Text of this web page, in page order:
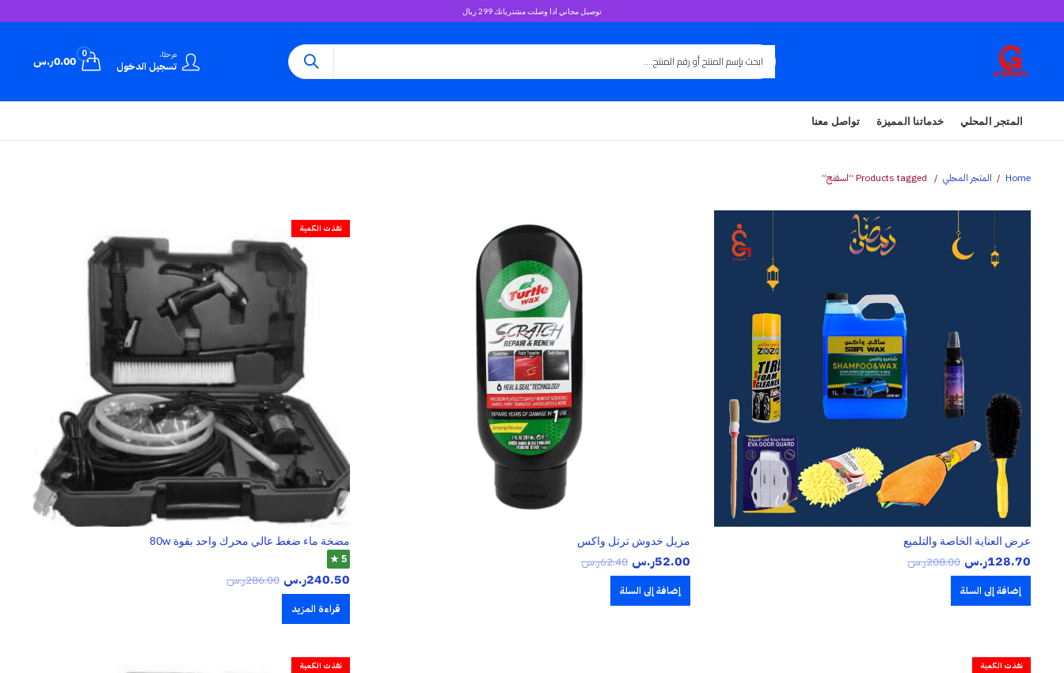
توصيل مجاني اذا وصلت مشترياتك 299 ريال
مرحبًا،
تسجيل الدخول
0
0.00ر.س
المتجر المحلي خدماتنا المميزة تواصل معنا
Home المتجر المحلي
عرض العناية الخاصة والتلميع
128.70ر.س 208.00ر.س
إضافة إلى السلة
مزيل خدوش ترتل واكس
52.00ر.س 62.40ر.س
إضافة إلى السلة
نفذت الكمية
مضخة ماء ضغط عالي محرك واحد بقوة 80w
5 ★
240.50ر.س 286.00ر.س
قراءة المزيد
نفذت الكمية نفذت الكمية